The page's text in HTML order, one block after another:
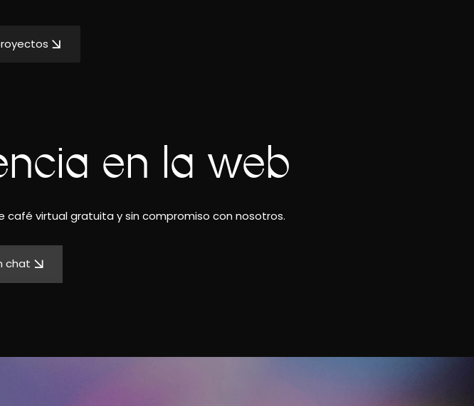
en la web
café virtual gratuita y sin compromiso con nosotros.
chat